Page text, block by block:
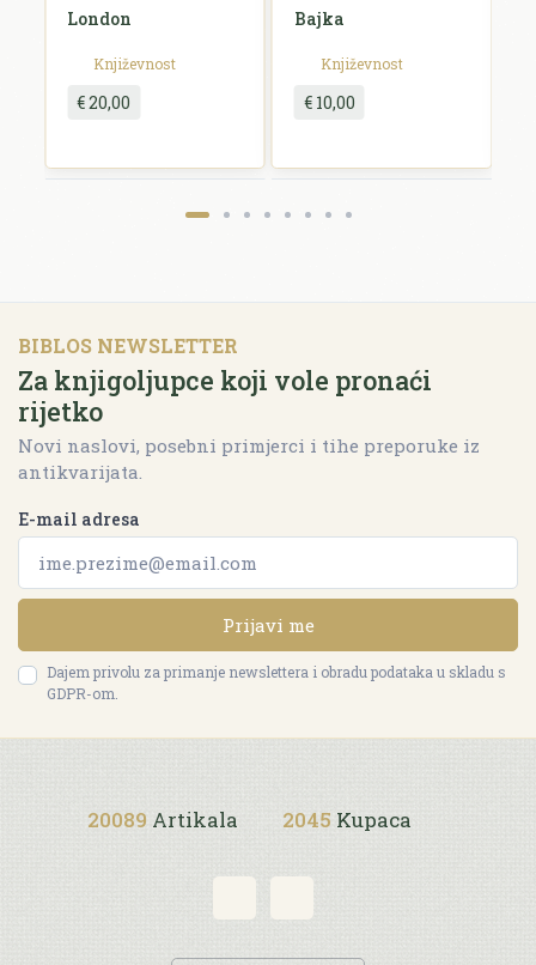
London
Književnost
€ 20,00
Bajka
Književnost
€ 10,00
BIBLOS NEWSLETTER
Za knjigoljupce koji vole pronaći
rijetko
Novi naslovi, posebni primjerci i tihe preporuke iz
antikvarijata.
E-mail adresa
Prijavi me
Dajem privolu za primanje newslettera i obradu podataka u skladu s
GDPR-om.
20089 Artikala 2045 Kupaca